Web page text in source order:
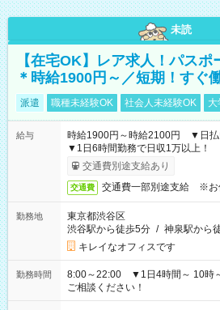
未読
【在宅OK】レア求人！パスポ
＊時給1900円～／短期！すぐ
派遣 職種未経験OK 社会人未経験OK 大
給与
時給1900円～時給2100円 ▼日
▼1日6時間勤務で日収1万以上！
交通費別途支給あり
交通費 交通費一部別途支給 ※お
勤務地
東京都渋谷区
渋谷駅から徒歩5分 / 神泉駅から
キレイなオフィスです
勤務時間
8:00～22:00 ▼1日4時間～ 10時
ご相談ください！